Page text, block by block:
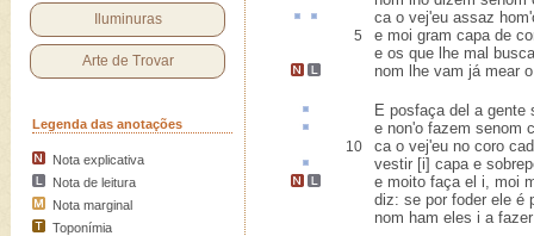
Iluminuras
Arte de Trovar
Legenda das anotações
Nota explicativa
Nota de leitura
Nota marginal
Toponímia
ca o vej'eu assaz hom'
5
e moi gram capa de
e os que lhe mal
nom lhe vam já mear
E posfaça del a gente
e non'o fazem senom
10
ca o vej'eu no coro
vestir [i] capa e
e moito faça el i, moi
diz: se por foder ele é
nom ham eles i a